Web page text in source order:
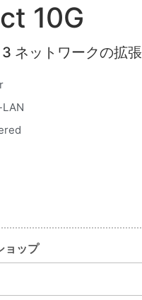
10G
ネットワークの拡張
ョップ